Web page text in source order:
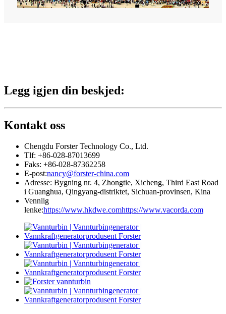
Legg igjen din beskjed:
Kontakt oss
Chengdu Forster Technology Co., Ltd.
Tlf: +86-028-87013699
Faks: +86-028-87362258
E-post:nancy@forster-china.com
Adresse: Bygning nr. 4, Zhongtie, Xicheng, Third East Road
i Guanghua, Qingyang-distriktet, Sichuan-provinsen, Kina
Vennlig
lenke:https://www.hkdwe.comhttps://www.vacorda.com